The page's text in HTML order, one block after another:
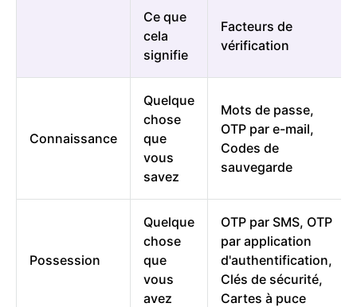
Ce que
cela
signifie
Facteurs de
vérification
Connaissance
Quelque
chose
que
vous
savez
Mots de passe,
OTP par e-mail,
Codes de
sauvegarde
Possession
Quelque
chose
que
vous
avez
OTP par SMS, OTP
par application
d'authentification,
Clés de sécurité,
Cartes à puce